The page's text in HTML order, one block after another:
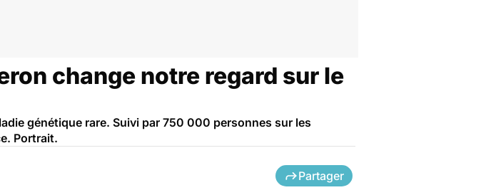
change notre regard sur le
génétique rare. Suivi par 750 000 personnes sur les
Portrait.
Partager